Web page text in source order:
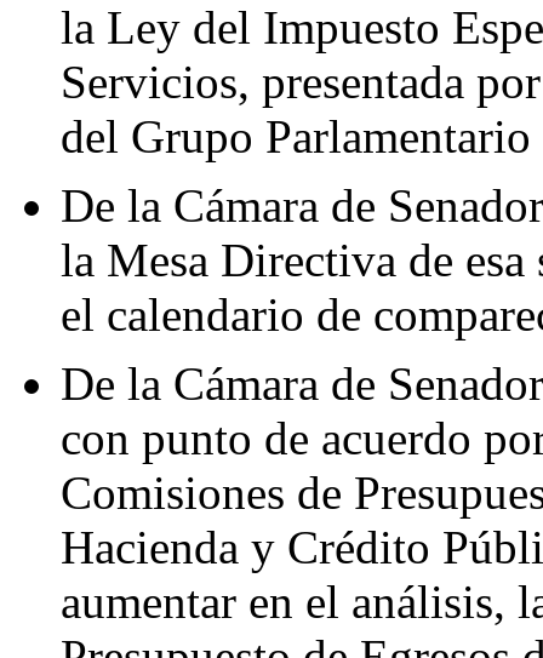
la Ley del Impuesto
Servicios, presentada
del Grupo
De la Cámara de
la Mesa Directiva de esa
el calendario de
De la Cámara de
con punto de acuerdo
Comisiones de
Hacienda y Crédito
aumentar en el análisis,